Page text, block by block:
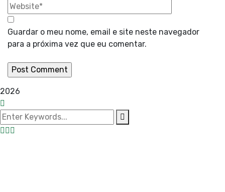
Guardar o meu nome, email e site neste navegador
para a próxima vez que eu comentar.
2026